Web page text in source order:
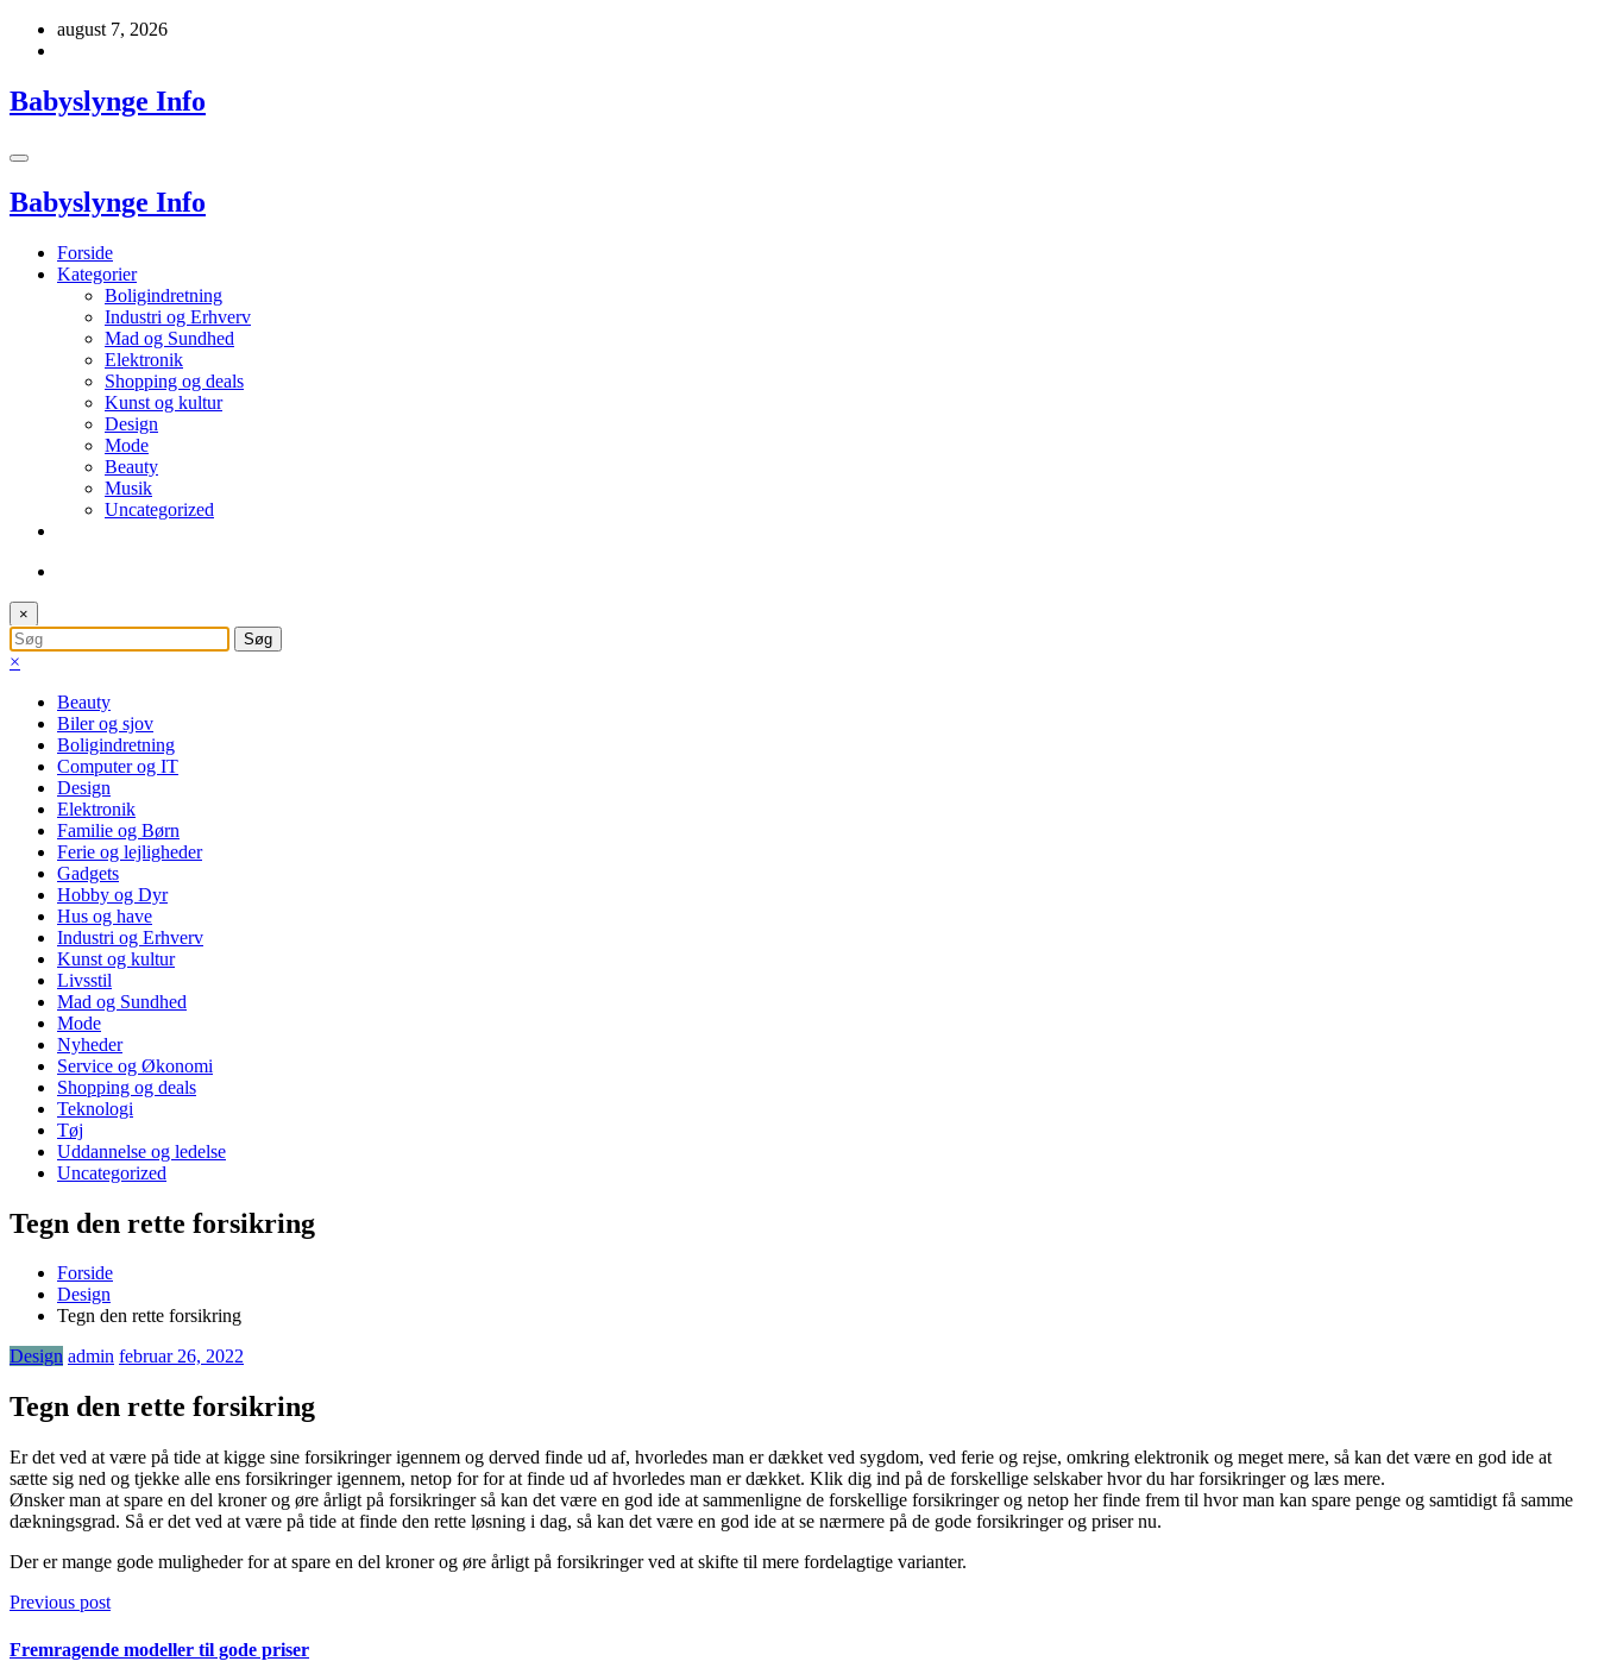
Videreaugust 7, 2026
Babyslynge Info
Babyslynge Info
Forside
Kategorier
Boligindretning
Industri og Erhverv
Mad og Sundhed
Elektronik
Shopping og deals
Kunst og kultur
Design
Mode
Beauty
Musik
Uncategorized
×
×
Beauty
Biler og sjov
Boligindretning
Computer og IT
Design
Elektronik
Familie og Børn
Ferie og lejligheder
Gadgets
Hobby og Dyr
Hus og have
Industri og Erhverv
Kunst og kultur
Livsstil
Mad og Sundhed
Mode
Nyheder
Service og Økonomi
Shopping og deals
Teknologi
Tøj
Uddannelse og ledelse
Uncategorized
Tegn den rette forsikring
Forside
Design
Tegn den rette forsikring
Design admin februar 26, 2022
Tegn den rette forsikring
Er det ved at være på tide at kigge sine forsikringer igennem og derved finde ud af, hvorledes man er dækket ved sygdom, ved ferie og rejse, omkring elektronik og meget mere, så kan det være en god ide at
sætte sig ned og tjekke alle ens forsikringer igennem, netop for for at finde ud af hvorledes man er dækket. Klik dig ind på de forskellige selskaber hvor du har forsikringer og læs mere.
Ønsker man at spare en del kroner og øre årligt på forsikringer så kan det være en god ide at sammenligne de forskellige forsikringer og netop her finde frem til hvor man kan spare penge og samtidigt få samme
dækningsgrad. Så er det ved at være på tide at finde den rette løsning i dag, så kan det være en god ide at se nærmere på de gode forsikringer og priser nu.
Der er mange gode muligheder for at spare en del kroner og øre årligt på forsikringer ved at skifte til mere fordelagtige varianter.
Previous post
Fremragende modeller til gode priser